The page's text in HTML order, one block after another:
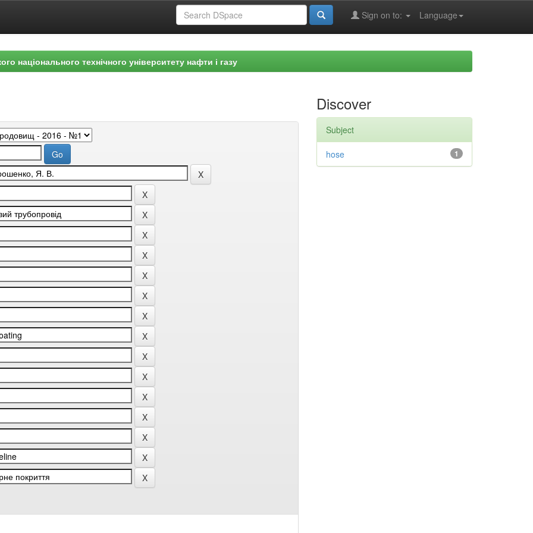
Language
Sign on to:
національного технічного університету нафти і газу
Discover
Subject
1
hose